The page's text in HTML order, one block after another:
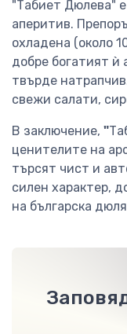
"Табиет Дюлева"
аперитив.
охладена (около
добре богатият ѝ
твърде
свежи салати,
В заключение, "
ценителите на
търсят чист и
силен характер,
на българска